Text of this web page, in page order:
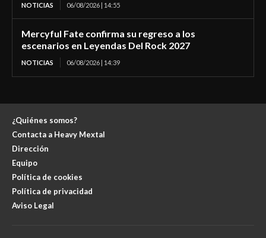
NOTICIAS 06/08/2026 | 14:55
Mercyful Fate confirma su regreso a los
escenarios en Leyendas Del Rock 2027
NOTICIAS 06/08/2026 | 14:39
¿Quiénes somos?
Contacta a Heavy Mextal
Dirección
Equipo
Política de cookies
Política de privacidad
Aviso Legal